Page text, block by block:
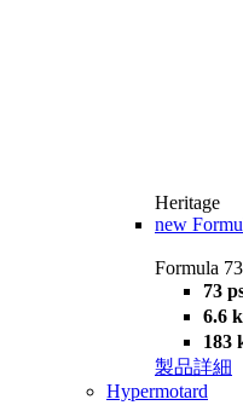
Heritage
new
Formula 73
73
6.6
183
製品詳細
Hypermotard